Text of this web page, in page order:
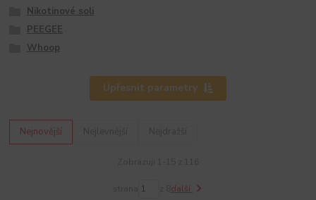
Nikotinové soli
PEEGEE
Whoop
Upřesnit parametry
Nejnovější
další